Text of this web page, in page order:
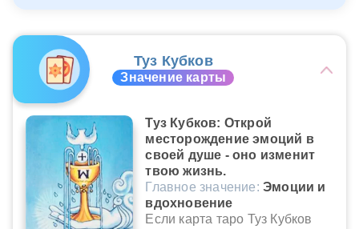
Туз Кубков
Значение карты
Туз Кубков: Открой
месторождение эмоций в
своей душе - оно изменит
твою жизнь.
Главное значение: Эмоции и
вдохновение
Если карта таро Туз Кубков